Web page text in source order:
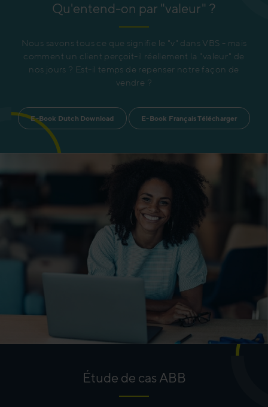
Qu'entend-on par "valeur" ?
Nous savons tous ce que signifie le "v" dans VBS - mais
comment un client perçoit-il réellement la "valeur" de
nos jours ? Est-il temps de repenser notre façon de
vendre ?
E-Book Dutch Download E-Book Français Télécharger
Étude de cas ABB